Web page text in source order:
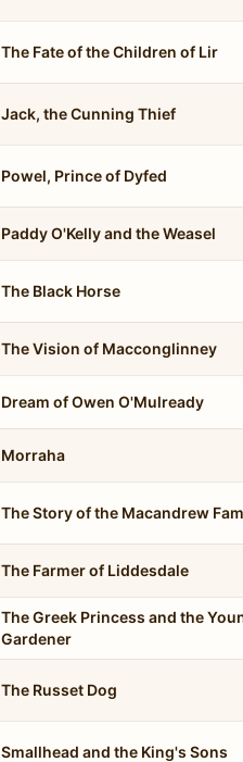
The Fate of the Children of Lir
Jack, the Cunning Thief
Powel, Prince of Dyfed
Paddy O'Kelly and the Weasel
The Black Horse
The Vision of Macconglinney
Dream of Owen O'Mulready
Morraha
The Story of the Macandrew
The Farmer of Liddesdale
The Greek Princess and the
Gardener
The Russet Dog
Smallhead and the King's Sons